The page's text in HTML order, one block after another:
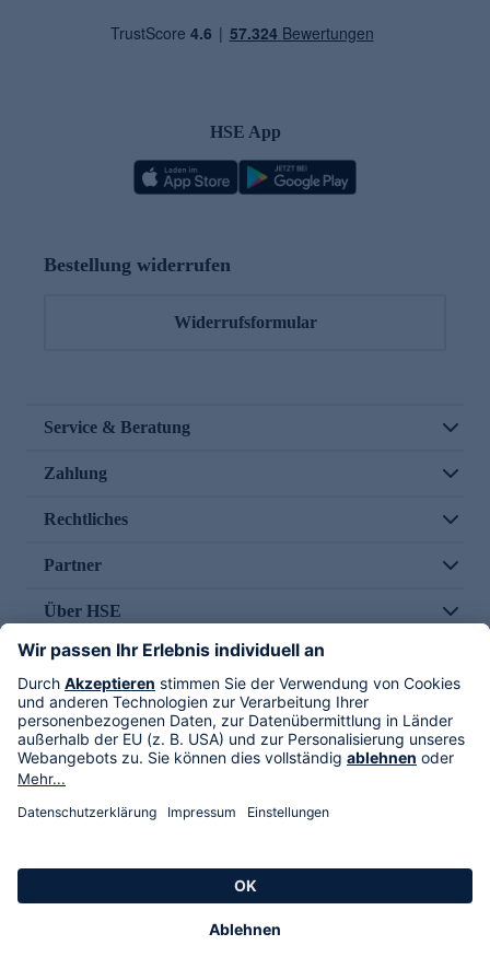
HSE App
Bestellung widerrufen
Widerrufsformular
Service & Beratung
Zahlung
Rechtliches
Partner
Über HSE
Im TV
HSE International